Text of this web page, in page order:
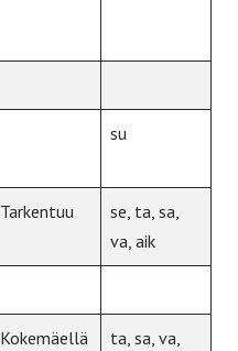
su
Tarkentuu
se, ta, sa,
va, aik
Kokemäellä
ta, sa, va,